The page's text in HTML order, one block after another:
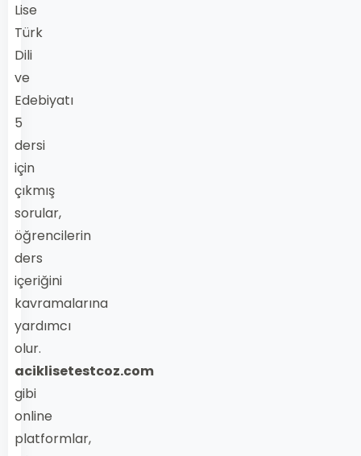
Lise
Türk
Dili
ve
Edebiyatı
5
dersi
için
çıkmış
sorular,
öğrencilerin
ders
içeriğini
kavramalarına
yardımcı
olur.
aciklisetestcoz.com
gibi
online
platformlar,